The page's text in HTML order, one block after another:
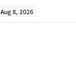
Aug 8, 2026